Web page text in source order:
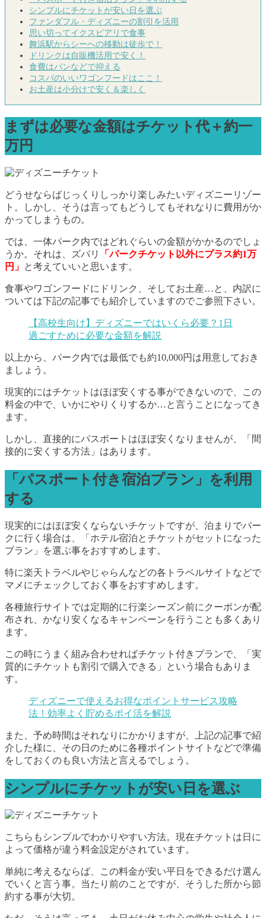
シンプルにチケットが安い日を選ぶ
ファンダフル・ディズニーの割引を活用
思い切ってイクスピアリで食事
舞浜駅からシーへの移動は徒歩で！
ドリンクは自販機活用で安く！
食費はパンなどで抑える
コスパのいいワゴンフードはここ！
お土産は小分けで安く＆楽しく
まずは必要な金額はチケット代＋約一
万円
どうせならばじっくりしっかり楽しみたいディズニーリゾー
ト。しかし、そうは言ってもどうしてもそれなりに費用がか
かってしまうもの。
では、一体パーク内ではどれぐらいの金額がかかるのでしょ
うか。それは、ズバリ
「パークチケット以外にプラス約1万
円」 と考えていいと思います。
食事やワゴンフードにドリンク、そしてお土産…と、内訳に
ついては下記の記事でも紹介していますのでご参照下さい。
【高校生向け】ディズニーではいくら必要？1日
過ごすために必要な金額を解説
以上から、パーク内では最低でも約10,000円は用意しておき
ましょう。
現実的にはチケットはほぼ安くする事ができないので、この
料金の中で、いかにやりくりするか…と言うことになってき
ます。
しかし、直接的にパスポートはほぼ安くなりませんが、「間
接的に安くする方法」はあります。
「パスポート付き宿泊プラン」を利用
する
現実的にはほぼ安くならないチケットですが、泊まりでパー
クに行く場合は、「ホテル宿泊とチケットがセットになった
プラン」を選ぶ事をおすすめします。
特に楽天トラベルやじゃらんなどの各トラベルサイトなどで
マメにチェックしておく事をおすすめします。
各種旅行サイトでは定期的に行楽シーズン前にクーポンが配
布され、かなり安くなるキャンペーンを行うことも多くあり
ます。
この時にうまく組み合わせればチケット付きプランで、「実
質的にチケットも割引で購入できる」という場合もありま
す。
ディズニーで使えるお得なポイントサービス攻略
法！効率よく貯めるポイ活を解説
また、予め時間はそれなりにかかりますが、上記の記事で紹
介した様に、その日のために各種ポイントサイトなどで準備
をしておくのも良い方法と言えるでしょう。
シンプルにチケットが安い日を選ぶ
こちらもシンプルでわかりやすい方法。現在チケットは日に
よって価格が違う料金設定がされています。
単純に考えるならば、この料金が安い平日をできるだけ選ん
でいくと言う事。当たり前のことですが、そうした所から節
約する事が大切。